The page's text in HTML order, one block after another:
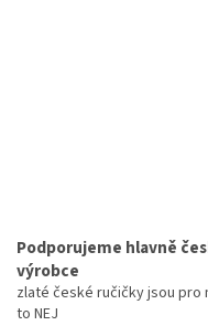
Podporujeme hlavně
výrobce
zlaté české ručičky jsou pro
to NEJ